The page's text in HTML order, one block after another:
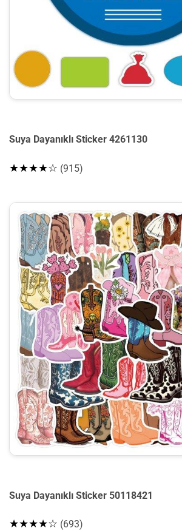
Suya Dayanıklı Sticker 4261130
★★★★☆ (915)
Suya Dayanıklı Sticker 50118421
★★★★☆ (693)